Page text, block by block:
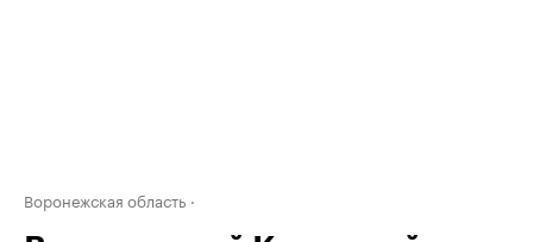
Воронежская область